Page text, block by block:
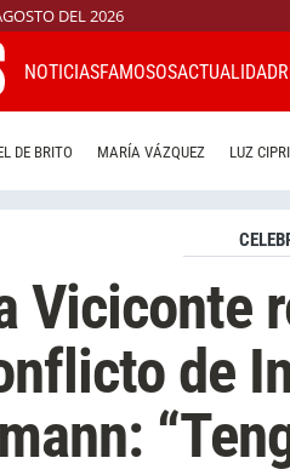
DEL 2026
NOTICIASFAMOSOSACTUALIDAD
DE BRITO MARÍA VÁZQUEZ LUZ
Viciconte
de